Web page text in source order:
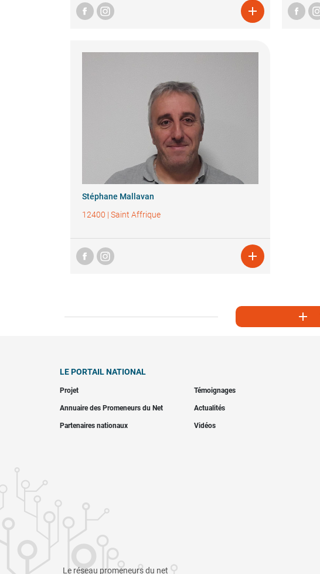

Stéphane Mallavan
12400 | Saint Affrique


LE PORTAIL NATIONAL
Projet Témoignages
Annuaire des Promeneurs du Net Actualités
Partenaires nationaux Vidéos
Le réseau promeneurs du net